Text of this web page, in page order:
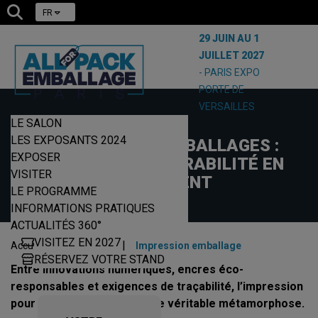
FR
29 JUIN AU 1
JUILLET 2027
- PARIS EXPO
PORTE DE
VERSAILLES
LE SALON
LES EXPOSANTS 2024
EXPOSER
VISITER
LE PROGRAMME
INFORMATIONS PRATIQUES
ACTUALITÉS 360°
VISITEZ EN 2027
RÉSERVEZ VOTRE STAND
IMPRESSION D’EMBALLAGES :
CRÉATIVITÉ ET DURABILITÉ EN
MOUVEMENT
Accueil | Actualités | Impression emballage
Entre innovations numériques, encres éco-
responsables et exigences de traçabilité, l’impression
pour l’emballage connaît une véritable métamorphose.